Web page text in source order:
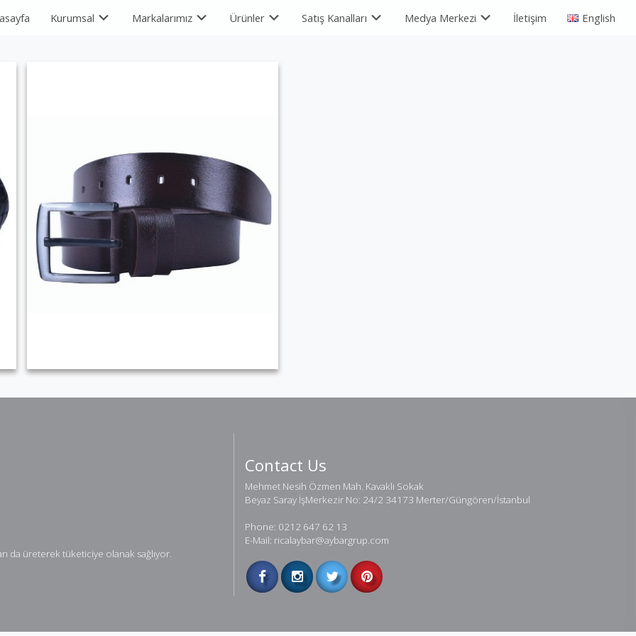
Kurumsal Markalarımız Ürünler Satış Kanalları Medya Merkezi İletişim English
da üreterek tüketiciye olanak sağlıyor.
Contact Us
Mehmet Nesih Özmen Mah. Kavaklı Sokak
Beyaz Saray İşMerkezir No: 24/2 34173 Merter/Güngören/İstanbul
Phone: 0212 647 62 13
E-Mail: ricalaybar@aybargrup.com